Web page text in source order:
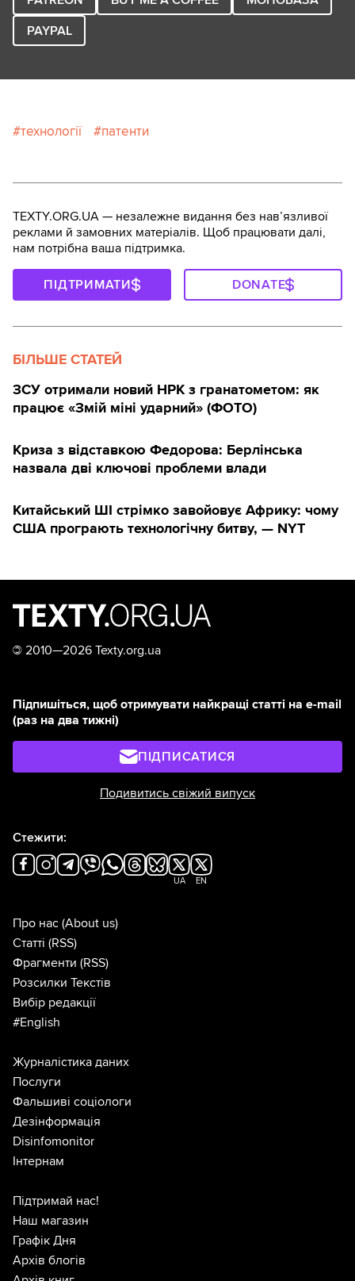
PAYPAL
технології патенти
TEXTY.ORG.UA — незалежне видання без навʼязливої
реклами й замовних матеріалів. Щоб працювати далі,
нам потрібна ваша підтримка.
ПІДТРИМАТИ DONATE
БІЛЬШЕ СТАТЕЙ
ЗСУ отримали новий НРК з гранатометом: як
працює «Змій міні ударний» (ФОТО)
Криза з відставкою Федорова: Берлінська
назвала дві ключові проблеми влади
Китайський ШІ стрімко завойовує Африку: чому
США програють технологічну битву, — NYT
© 2010—2026 Texty.org.ua
Підпишіться, щоб отримувати найкращі статті на e-mail
(раз на два тижні)
ПІДПИСАТИСЯ
Подивитись свіжий випуск
Стежити:
UA EN
Про нас (About us)
Статті (RSS)
Фрагменти (RSS)
Розсилки Текстів
Вибір редакції
#English
Журналістика даних
Послуги
Фальшиві соціологи
Дезінформація
Disinfomonitor
Інтернам
Підтримай нас!
Наш магазин
Графік Дня
Архів блогів